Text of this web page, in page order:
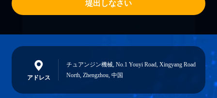
堤出しなさい
アドレス
チュアンジン機械, No.1 Youyi Road, Xingyang Road
North, Zhengzhou, 中国